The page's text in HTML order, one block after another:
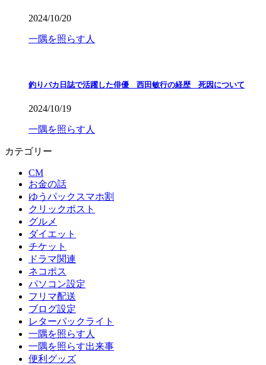
2024/10/20
一隅を照らす人
釣りバカ日誌で活躍した俳優 西田敏行の経歴 死因について
2024/10/19
一隅を照らす人
カテゴリー
CM
お金の話
ゆうパックスマホ割
クリックポスト
グルメ
ダイエット
チケット
ドラマ関連
ネコポス
パソコン設定
フリマ配送
ブログ設定
レターパックライト
一隅を照らす人
一隅を照らす出来事
便利グッズ